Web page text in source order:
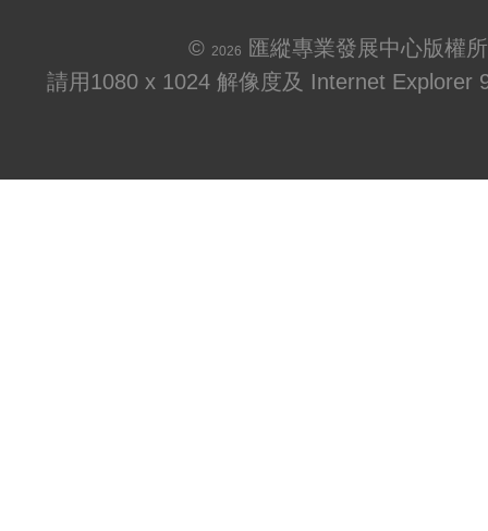
© 2026
匯縱專業發展中心版權
請用1080 x 1024 解像度及 Internet Explorer